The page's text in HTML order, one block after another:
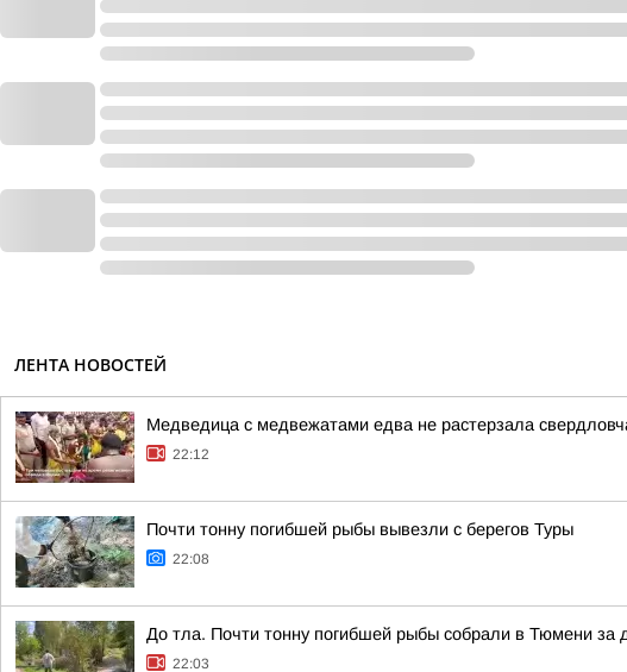
ЛЕНТА НОВОСТЕЙ
Медведица с медвежатами едва не растерзала
22:12
Почти тонну погибшей рыбы вывезли с берегов Туры
22:08
До тла. Почти тонну погибшей рыбы собрали в Тюмени за
22:03